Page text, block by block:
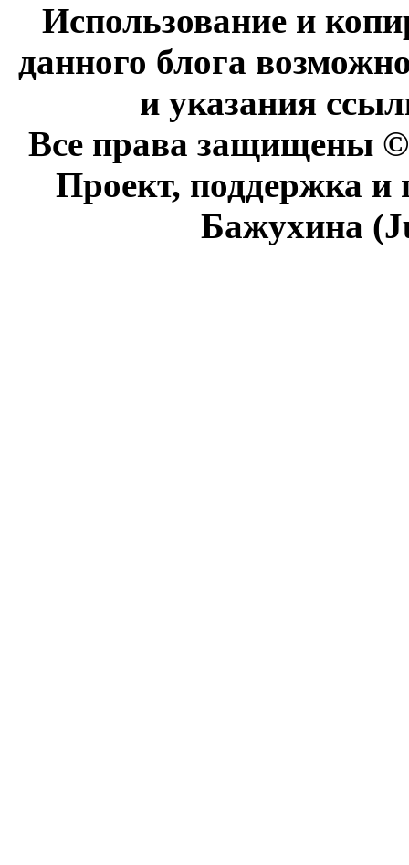
Использование и
данного блога
и указания
Все права защищены
Проект, поддержка
Бажухина